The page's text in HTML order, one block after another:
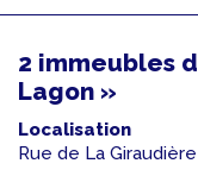
2 immeubles
Lagon »
Localisation
Rue de La